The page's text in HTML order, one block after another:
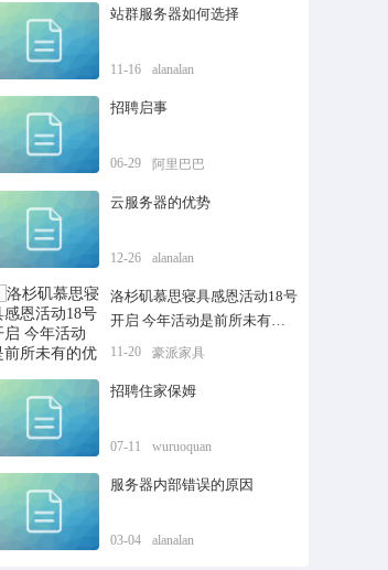
站群服务器如何选择
11-16 alanalan
招聘启事
06-29 阿里巴巴
云服务器的优势
12-26 alanalan
洛杉矶慕思寝具感恩活动18号
开启 ️今年活动是前所未有的
优惠
11-20 豪派家具
招聘住家保姆
07-11 wuruoquan
服务器内部错误的原因
03-04 alanalan